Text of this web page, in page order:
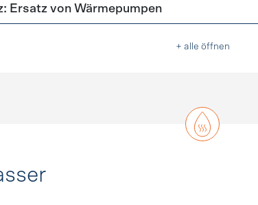
Ersatz von Wärmepumpen
+ alle öffnen